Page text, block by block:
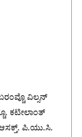
ವಿಲ್ಸನ್
ಕಟೀಲಾಂತ್
ಪಿ.ಯು.ಸಿ.